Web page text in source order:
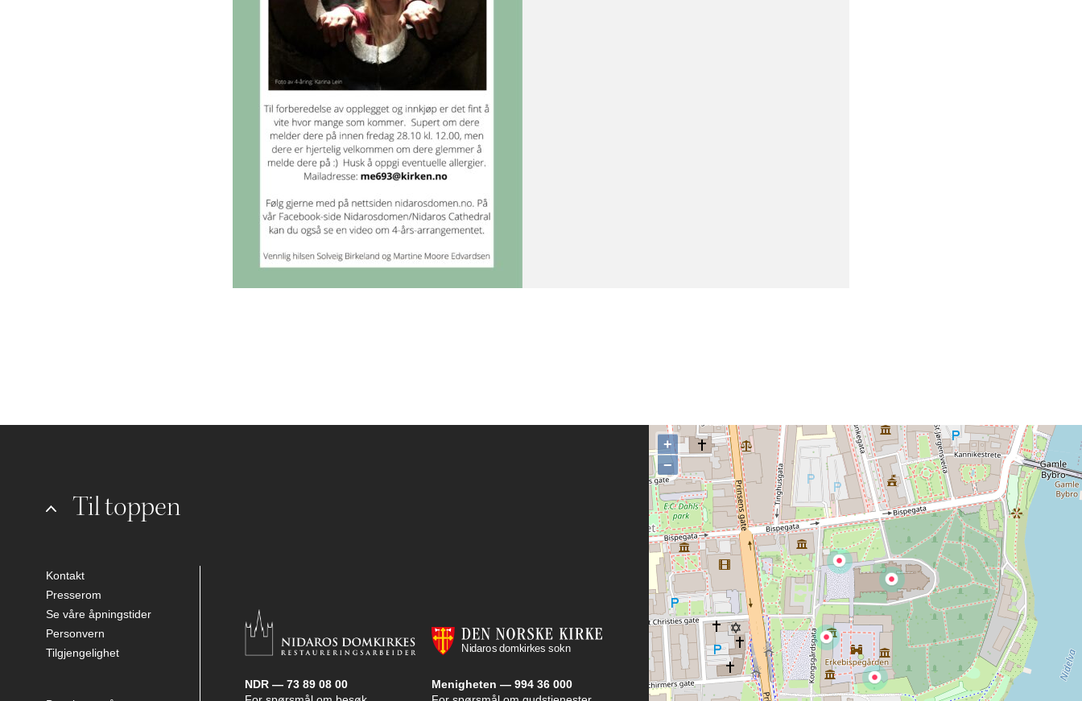
Til toppen
Kontakt
Presserom
Se våre åpningstider
Personvern
Tilgjengelighet
NDR — 73 89 08 00
Menigheten — 994 36 000
+
−